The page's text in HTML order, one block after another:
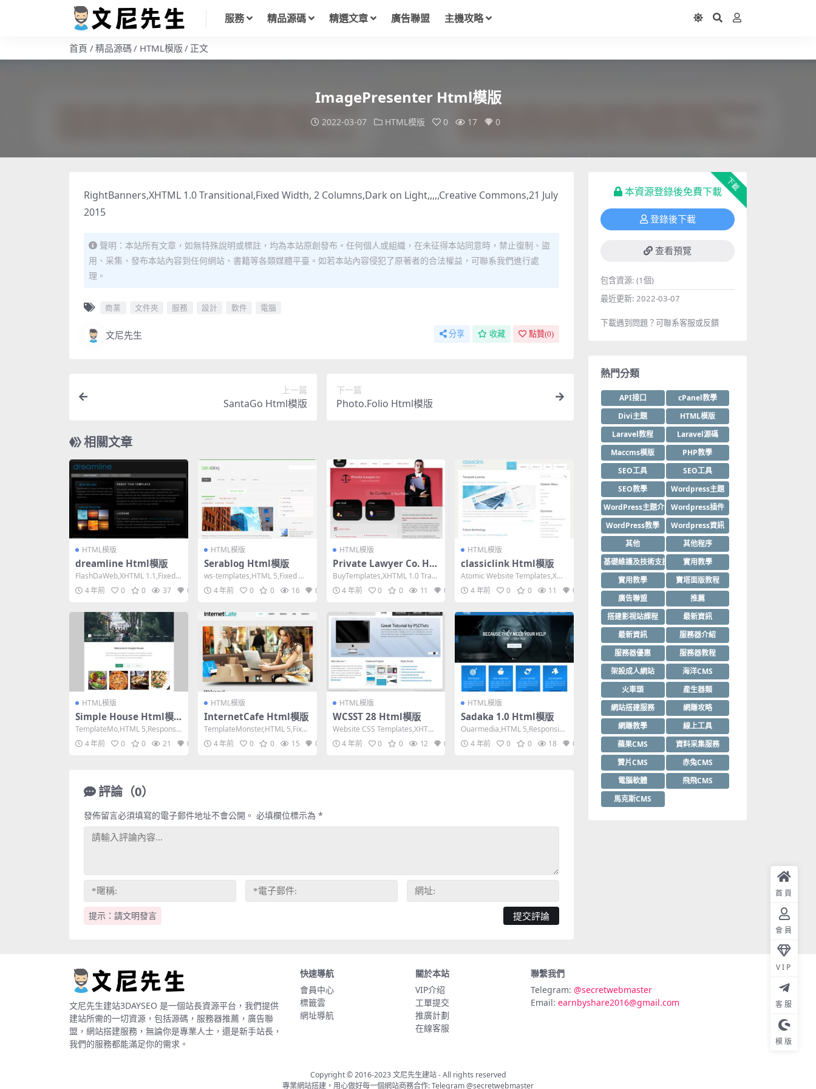
服務 精品源碼 精選文章 廣告聯盟 主機攻略
首頁 精品源碼 HTML模版 正文
ImagePresenter Html模版
2022-03-07 HTML模版 0 17 0
RightBanners,XHTML 1.0 Transitional,Fixed Width, 2 Columns,Dark on Light,,,,,Creative Commons,21 July
2015
聲明：本站所有文章，如無特殊說明或標註，均為本站原創發布。任何個人或組織，在未征得本站同意時，禁止復制、盜
用、采集、發布本站內容到任何網站、書籍等各類媒體平臺。如若本站內容侵犯了原著者的合法權益，可聯系我們進行處
理。
商業 文件夾 服務 設計 軟件 電腦
文尼先生 分享 收藏 點贊(0)
上一篇
SantaGo Html模版
下一篇
Photo.Folio Html模版
相關文章
HTML模版
dreamline Html模版
FlashDaWeb,XHTML 1.1,Fixed
Width, 2 Colu...
4 年前 0 0 37 0
HTML模版
Serablog Html模版
ws-templates,HTML 5,Fixed Wi
dth, 2 Colum...
4 年前 0 0 16 0
HTML模版
Private Lawyer Co. Ht
ml模版
BuyTemplates,XHTML 1.0 Tran
sitional,Fixe...
4 年前 0 0 11 0
HTML模版
classiclink Html模版
Atomic Website Templates,XHT
ML 1.0 Trans...
4 年前 0 0 11 0
HTML模版
Simple House Html模
版
TemplateMo,HTML 5,Responsiv
e, 4 Columns,...
4 年前 0 0 21 0
HTML模版
InternetCafe Html模版
TemplateMonster,HTML 5,Fixed
Width, 2 Co...
4 年前 0 0 15 0
HTML模版
WCSST 28 Html模版
Website CSS Templates,XHTML
1.0 Transiti...
4 年前 0 0 12 0
HTML模版
Sadaka 1.0 Html模版
Ouarmedia,HTML 5,Responsiv
e, 4 Columns,M...
4 年前 0 0 18 0
評論（0）
提示：請文明發言
發佈留言必須填寫的電子郵件地址不會公開。 必填欄位標示為 *
下載
本資源登錄後免費下載
登錄後下載
查看預覽
包含資源: (1個)
最近更新: 2022-03-07
下載遇到問題？可聯系客服或反饋
熱門分類
API接口
cPanel教學
Divi主題
HTML模版
Laravel教程
Laravel源碼
Maccms模版
PHP教學
SEO工具
SEO工具
SEO教學
Wordpress主題
WordPress主題介紹Wordpress插件
WordPress教學
Wordpress資訊
其他
其他程序
基礎維護及技術支援
實用教學
實用教學
寶塔面版教程
廣告聯盟
推薦
搭建影視站課程
最新資訊
最新資訊
服務器介紹
服務器優惠
服務器教程
架設成人網站
海洋CMS
火車頭
產生器類
網站搭建服務
網賺攻略
網賺教學
線上工具
蘋果CMS
資料采集服務
贊片CMS
赤兔CMS
電腦軟體
飛飛CMS
馬克斯CMS
文尼先生建站3DAYSEO 是一個站長資源平台，我們提供
建站所需的一切資源，包括源碼，服務器推薦，廣告聯
盟，網站搭建服務，無論你是專業人士，還是新手站長，
我們的服務都能滿足你的需求。
快速導航
會員中心
標籤雲
網址導航
關於本站
VIP介绍
工單提交
推廣計劃
在線客服
聯繫我們
Telegram: @secretwebmaster
Email: earnbyshare2016@gmail.com
Copyright © 2016-2023文尼先生建站- All rights reserved
專業網站搭建，用心做好每一個網站商務合作: Telegram@secretwebmaster
首頁
會員
VIP
客服
模版